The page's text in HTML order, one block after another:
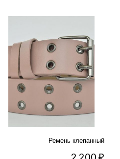
Ремень клепанный
2.200₽